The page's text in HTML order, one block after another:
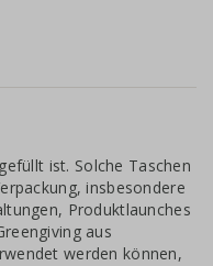
ist. Solche Taschen
insbesondere
Produktlaunches
aus
werden können,